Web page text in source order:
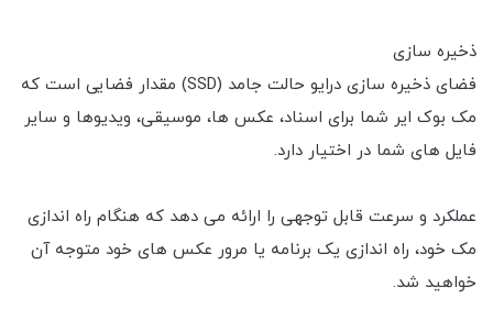
ذخیره سازی
فضای ذخیره سازی درایو حالت جامد (SSD) مقدار فضایی است که
مک بوک ایر شما برای اسناد، عکس ها، موسیقی، ویدیوها و سایر
فایل های شما در اختیار دارد.
عملکرد و سرعت قابل توجهی را ارائه می دهد که هنگام راه اندازی
مک خود، راه اندازی یک برنامه یا مرور عکس های خود متوجه آن
خواهید شد.